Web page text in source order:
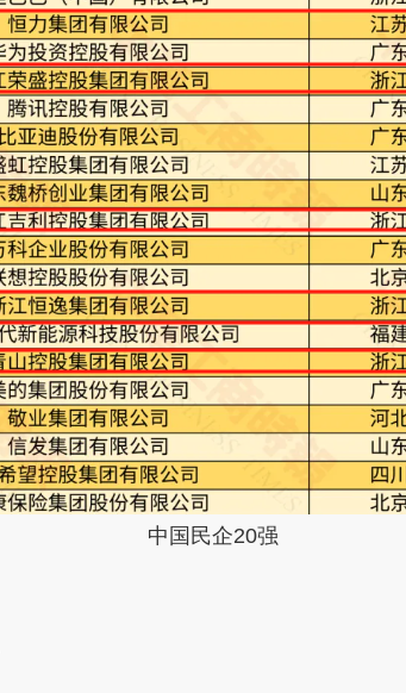
中国民企20强